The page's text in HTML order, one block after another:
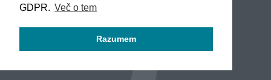
GDPR. Več o tem
Razumem
Kranj